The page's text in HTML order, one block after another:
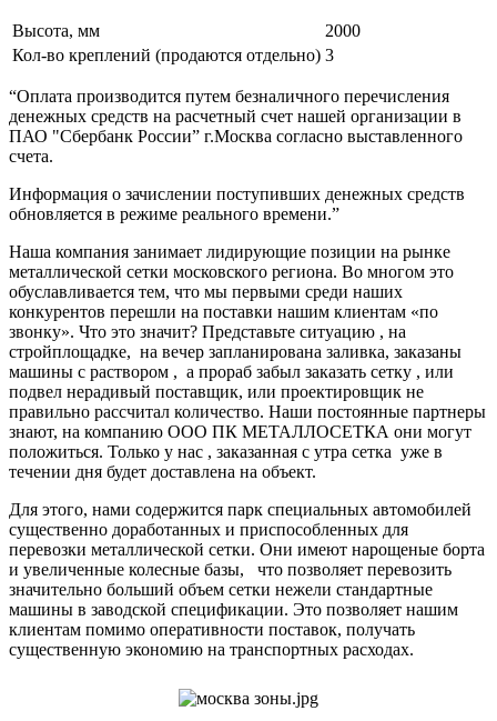
Высота, мм
2000
Кол-во креплений (продаются отдельно) 3
“Оплата производится путем безналичного перечисления
денежных средств на расчетный счет нашей организации в
ПАО "Сбербанк России” г.Москва согласно выставленного
счета.
Информация о зачислении поступивших денежных средств
обновляется в режиме реального времени.”
Наша компания занимает лидирующие позиции на рынке
металлической сетки московского региона. Во многом это
обуславливается тем, что мы первыми среди наших
конкурентов перешли на поставки нашим клиентам «по
звонку». Что это значит? Представьте ситуацию , на
стройплощадке, на вечер запланирована заливка, заказаны
машины с раствором , а прораб забыл заказать сетку , или
подвел нерадивый поставщик, или проектировщик не
правильно рассчитал количество. Наши постоянные партнеры
знают, на компанию ООО ПК МЕТАЛЛОСЕТКА они могут
положиться. Только у нас , заказанная с утра сетка уже в
течении дня будет доставлена на объект.
Для этого, нами содержится парк специальных автомобилей
существенно доработанных и приспособленных для
перевозки металлической сетки. Они имеют нарощеные борта
и увеличенные колесные базы, что позволяет перевозить
значительно больший объем сетки нежели стандартные
машины в заводской спецификации. Это позволяет нашим
клиентам помимо оперативности поставок, получать
существенную экономию на транспортных расходах.